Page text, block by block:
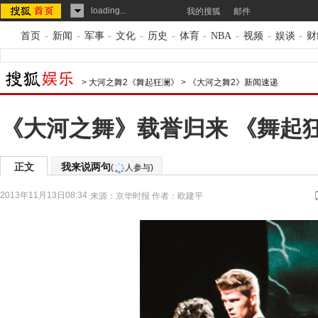
loading... 我的搜狐 邮件
首页 - 新闻 - 军事 - 文化 - 历史 - 体育 - NBA - 视频 - 娱谈 -
> 大河之舞2《舞起狂澜》 > 《大河之舞2》新闻速递
《大河之舞》载誉归来 《舞起
正文 我来说两句( 人参与)
2013年11月13日08:34 来源： 京华时报 作者：欧建平